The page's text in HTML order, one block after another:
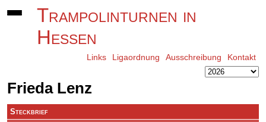
Trampolinturnen in
Hessen
Links Ligaordnung Ausschreibung Kontakt
Frieda Lenz
Steckbrief